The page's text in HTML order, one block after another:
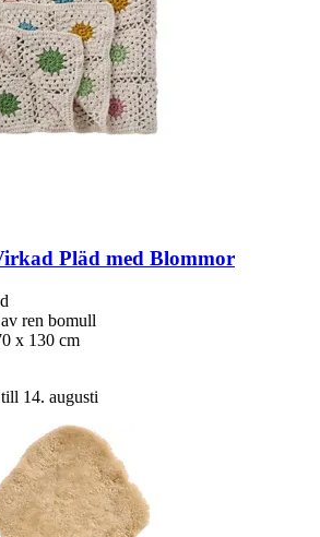
Pläd med Blommor
ren bomull
x 130 cm
14. augusti